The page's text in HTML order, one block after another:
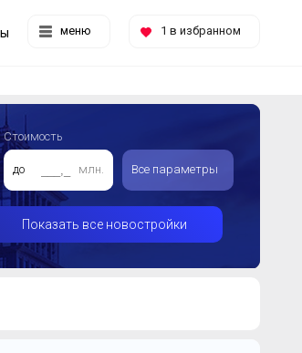
меню 1 в избранном
Стоимость
до млн. Все параметры
Показать все новостройки